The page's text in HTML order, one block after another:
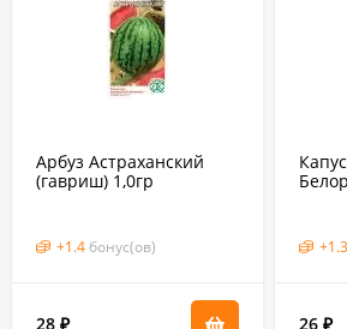
Арбуз Астраханский
(гавриш) 1,0гр
+1.4 бонус(ов)
28 ₽
+1.3
26 ₽